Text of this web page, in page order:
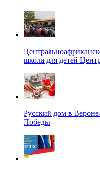
школа для детей
Русский дом в
Победы